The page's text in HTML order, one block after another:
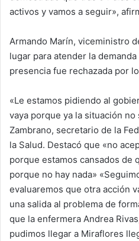
activos y vamos a seguir»,
Armando Marín, viceministro
lugar para atender la
presencia fue rechazada por
«Le estamos pidiendo al
vaya porque ya la situación no
Zambrano, secretario de la
la Salud. Destacó que «no
porque estamos cansados de
porque no hay nada»
evaluaremos que otra acción
una salida al problema de
que la enfermera Andrea
pudimos llegar a Miraflores